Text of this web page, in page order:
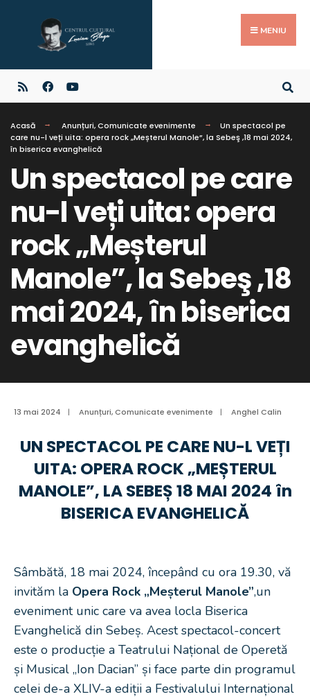
MENIU
Acasă Anunțuri,Comunicate evenimente
Un spectacol pe
care nu-l veți uita: opera rock „Meșterul Manole”, la Sebeş ,18 mai 2024,
în biserica evanghelică
Un spectacol pe care
nu-l veți uita: opera
rock „Meșterul
Manole”, la Sebeş ,18
mai 2024, în biserica
evanghelică
13 mai 2024 | Anunțuri,Comunicate evenimente | Anghel Calin
UN SPECTACOL PE CARE NU-L VEȚI
UITA: OPERA ROCK „MEȘTERUL
MANOLE”, LA SEBEȘ 18 MAI 2024 în
BISERICA EVANGHELICĂ
Sâmbătă, 18 mai 2024, începând cu ora 19.30, vă
invităm la Opera Rock „Meșterul Manole”,un
eveniment unic care va avea locla Biserica
Evanghelică din Sebeș. Acest spectacol-concert
este o producție a Teatrului Național de Operetă
și Musical „Ion Dacian” și face parte din programul
celei de-a XLIV-a ediții a Festivalului Internațional